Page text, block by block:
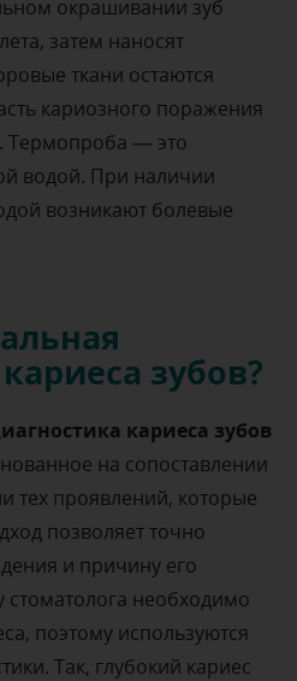
окрашивании зуб
затем наносят
ткани остаются
кариозного поражения
Термопроба — это
водой. При наличии
возникают болевые
зубов?
кариеса зубов
на сопоставлении
тех проявлений, которые
позволяет точно
и причину его
необходимо
поэтому используются
Так, глубокий кариес